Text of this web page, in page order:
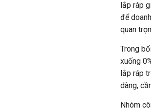
lắp ráp
để
quan
Trong
xuống
lắp ráp
dàng,
Nhóm